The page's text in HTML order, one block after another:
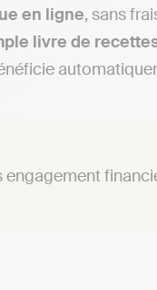
en ligne, sans
livre de